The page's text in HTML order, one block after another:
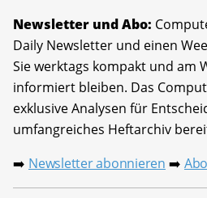
Newsletter und Abo:
Daily Newsletter und einen
Sie werktags kompakt und am
informiert bleiben. Das
exklusive Analysen für
umfangreiches Heftarchiv
➡️ Newsletter abonnieren ➡️